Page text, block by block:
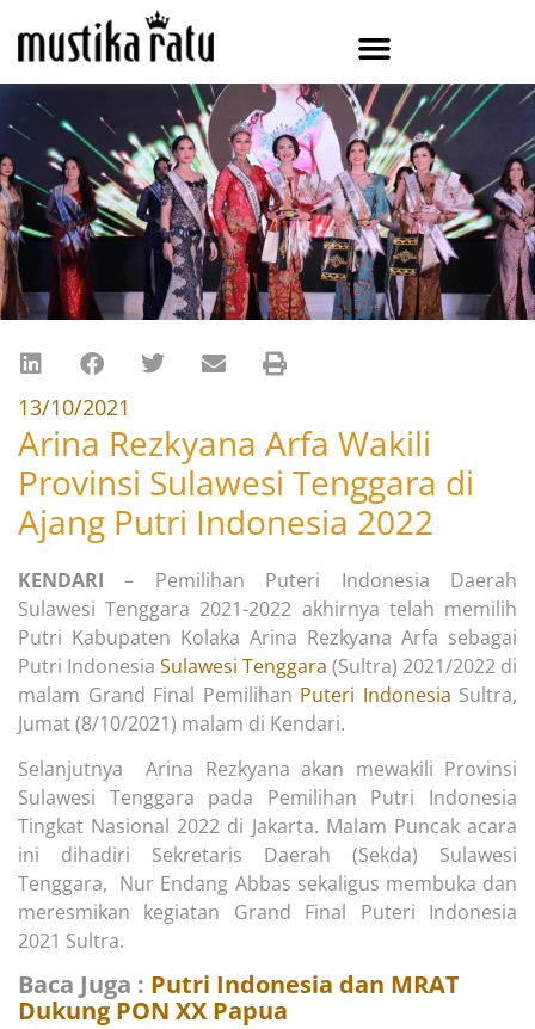
13/10/2021
Arina Rezkyana Arfa Wakili
Provinsi Sulawesi Tenggara di
Ajang Putri Indonesia 2022
KENDARI– Pemilihan Puteri Indonesia Daerah
Sulawesi Tenggara 2021-2022 akhirnya telah memilih
Putri Kabupaten Kolaka Arina Rezkyana Arfa sebagai
Putri Indonesia Sulawesi Tenggara (Sultra) 2021/2022 di
malam Grand Final Pemilihan Puteri Indonesia Sultra,
Jumat (8/10/2021) malam di Kendari.
Selanjutnya Arina Rezkyana akan mewakili Provinsi
Sulawesi Tenggara pada Pemilihan Putri Indonesia
Tingkat Nasional 2022 di Jakarta. Malam Puncak acara
ini dihadiri Sekretaris Daerah (Sekda) Sulawesi
Tenggara, Nur Endang Abbas sekaligus membuka dan
meresmikan kegiatan Grand Final Puteri Indonesia
2021 Sultra.
Baca Juga : Putri Indonesia dan MRAT
Dukung PON XX Papua